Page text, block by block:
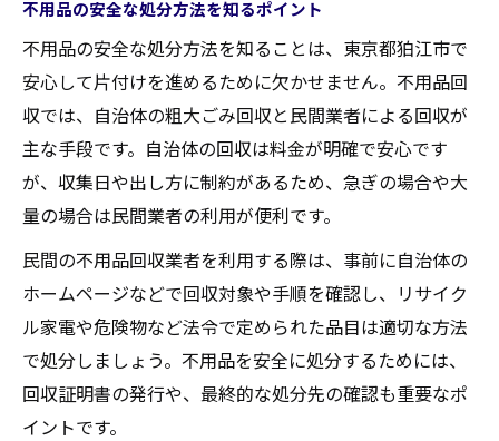
不用品回収は口コミと評判も参考に
業者の違いを知る不用品回収のポイント
不用品回収業者ごとのサービスの違い
不用品処分にかかる追加料金の注意点
不用品回収の許可や対応範囲も確認
業者による不用品回収の流れを比較
安心できる不用品業者の見分け方
料金相場を把握して不用品を安全に処分
不用品回収の料金相場を知る重要性
見積もりで分かる不用品処分の適正価格
不用品の量や種類で異なる料金体系
不用品の安全な処分方法を知るポイント
不用品の安全な処分方法を知ることは、東京都狛江市で
安心して片付けを進めるために欠かせません。不用品回
収では、自治体の粗大ごみ回収と民間業者による回収が
主な手段です。自治体の回収は料金が明確で安心です
が、収集日や出し方に制約があるため、急ぎの場合や大
量の場合は民間業者の利用が便利です。
民間の不用品回収業者を利用する際は、事前に自治体の
ホームページなどで回収対象や手順を確認し、リサイク
ル家電や危険物など法令で定められた品目は適切な方法
で処分しましょう。不用品を安全に処分するためには、
回収証明書の発行や、最終的な処分先の確認も重要なポ
イントです。